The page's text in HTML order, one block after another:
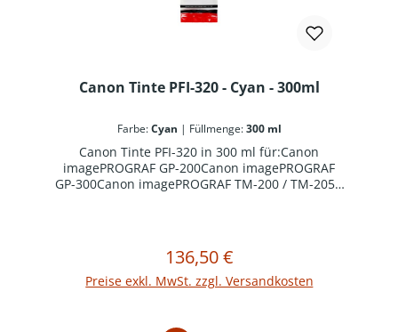
Canon Tinte PFI-320 - Cyan - 300ml
Farbe:Cyan | Füllmenge:300 ml
Canon Tinte PFI-320 in 300 ml für:Canon
imagePROGRAF GP-200Canon imagePROGRAF
GP-300Canon imagePROGRAF TM-200 / TM-205 /
Regulärer Preis:
136,50 €
Preise exkl. MwSt. zzgl. Versandkosten
In den Warenkorb